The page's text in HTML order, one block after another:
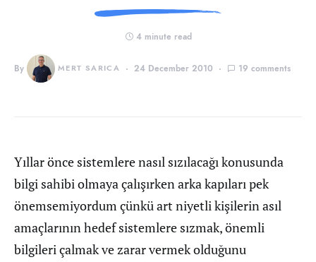
4 minute read
By MERT SARICA 24 December 2010 19 comments
Yıllar önce sistemlere nasıl sızılacağı konusunda
bilgi sahibi olmaya çalışırken arka kapıları pek
önemsemiyordum çünkü art niyetli kişilerin asıl
amaçlarının hedef sistemlere sızmak, önemli
bilgileri çalmak ve zarar vermek olduğunu